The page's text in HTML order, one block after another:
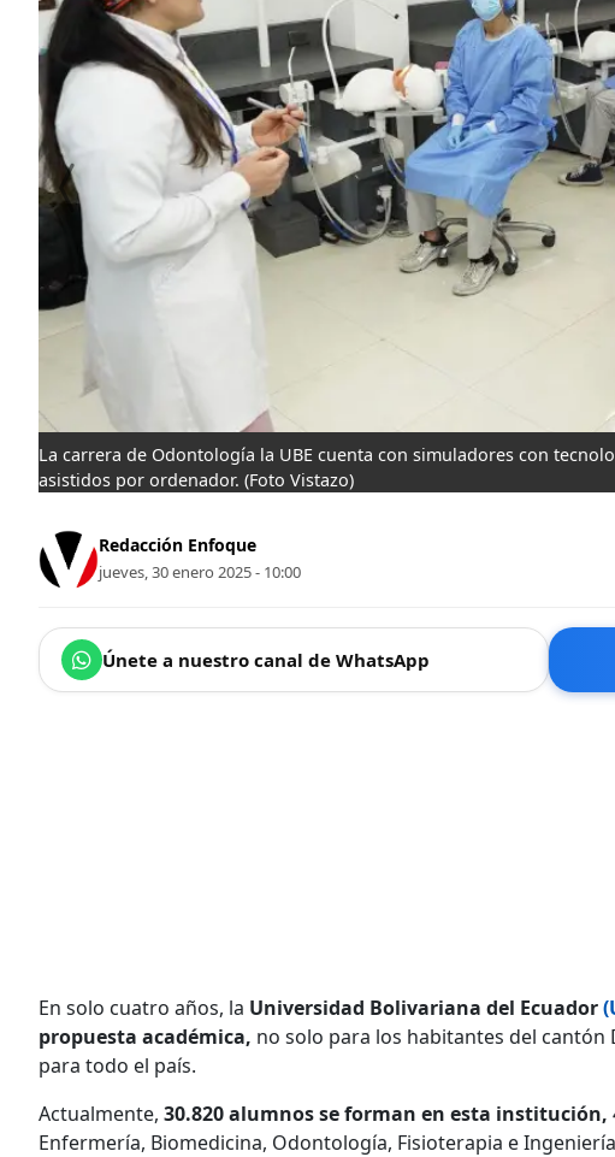
La carrera de Odontología la UBE cuenta con simuladores con
asistidos por ordenador. (Foto Vistazo)
Redacción Enfoque
jueves, 30 enero 2025 - 10:00
Únete a nuestro canal de WhatsApp
En solo cuatro años, la Universidad Bolivariana del Ecuador
propuesta académica, no solo para los habitantes del cantón
para todo el país.
Actualmente, 30.820 alumnos se forman en esta institución,
Enfermería, Biomedicina, Odontología, Fisioterapia e